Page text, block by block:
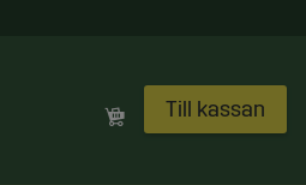
Till kassan